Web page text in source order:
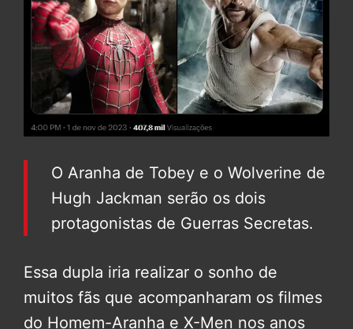
O Aranha de Tobey e o Wolverine de
Hugh Jackman serão os dois
protagonistas de Guerras Secretas.
Essa dupla iria realizar o sonho de
muitos fãs que acompanharam os filmes
do Homem-Aranha e X-Men nos anos